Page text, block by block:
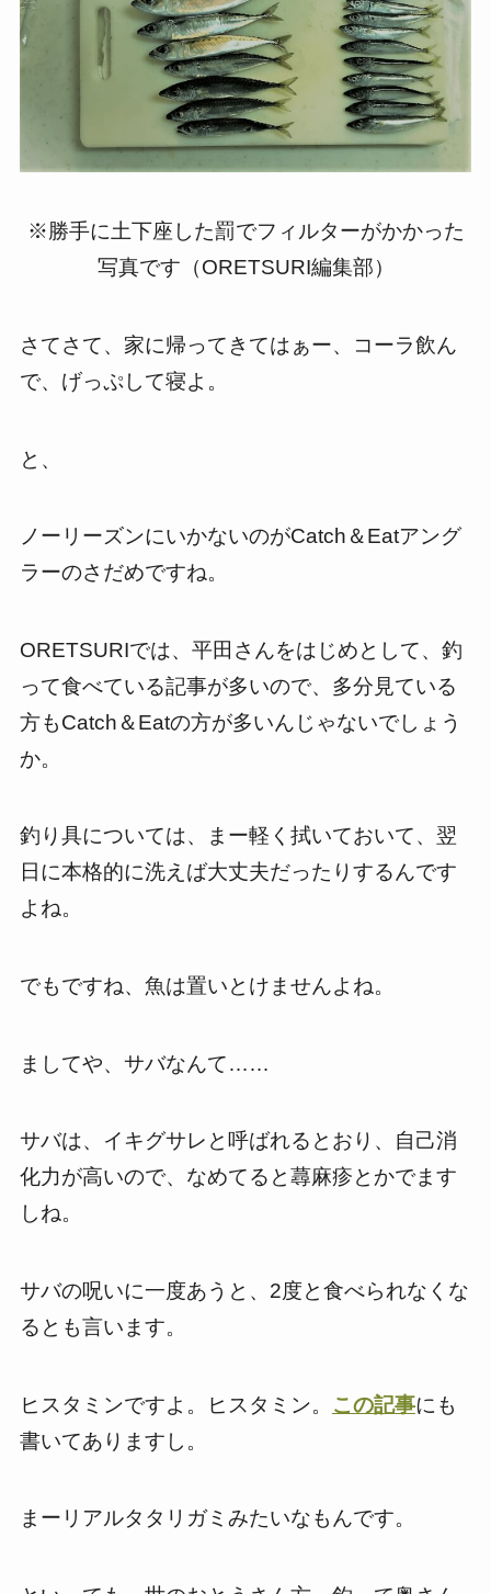
※勝手に土下座した罰でフィルターがかかった
写真です（ORETSURI編集部）
さてさて、家に帰ってきてはぁー、コーラ飲ん
で、げっぷして寝よ。
と、
ノーリーズンにいかないのがCatch＆Eatアング
ラーのさだめですね。
ORETSURIでは、平田さんをはじめとして、釣
って食べている記事が多いので、多分見ている
方もCatch＆Eatの方が多いんじゃないでしょう
か。
釣り具については、まー軽く拭いておいて、翌
日に本格的に洗えば大丈夫だったりするんです
よね。
でもですね、魚は置いとけませんよね。
ましてや、サバなんて……
サバは、イキグサレと呼ばれるとおり、自己消
化力が高いので、なめてると蕁麻疹とかでます
しね。
サバの呪いに一度あうと、2度と食べられなくな
るとも言います。
ヒスタミンですよ。ヒスタミン。 この記事にも
書いてありますし。
まーリアルタタリガミみたいなもんです。